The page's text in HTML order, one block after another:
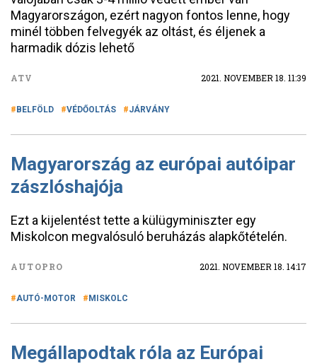
Magyarországon, ezért nagyon fontos lenne, hogy
minél többen felvegyék az oltást, és éljenek a
harmadik dózis lehető
ATV 2021. NOVEMBER 18. 11:39
BELFÖLD VÉDŐOLTÁS JÁRVÁNY
Magyarország az európai autóipar
zászlóshajója
Ezt a kijelentést tette a külügyminiszter egy
Miskolcon megvalósuló beruházás alapkőtételén.
AUTOPRO 2021. NOVEMBER 18. 14:17
AUTÓ-MOTOR MISKOLC
Megállapodtak róla az Európai